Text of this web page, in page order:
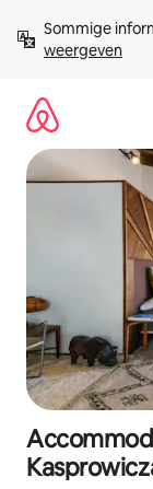
direct
naar
Sommige
weergeven